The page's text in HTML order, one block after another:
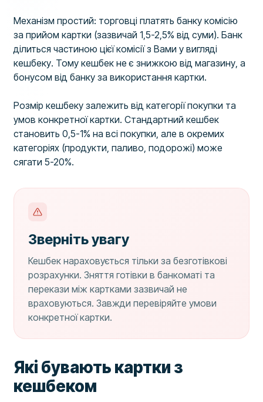
Механізм простий: торговці платять банку комісію
за прийом картки (зазвичай 1,5-2,5% від суми). Банк
ділиться частиною цієї комісії з Вами у вигляді
кешбеку. Тому кешбек не є знижкою від магазину, а
бонусом від банку за використання картки.
Розмір кешбеку залежить від категорії покупки та
умов конкретної картки. Стандартний кешбек
становить 0,5-1% на всі покупки, але в окремих
категоріях (продукти, паливо, подорожі) може
сягати 5-20%.
Зверніть увагу
Кешбек нараховується тільки за безготівкові
розрахунки. Зняття готівки в банкоматі та
перекази між картками зазвичай не
враховуються. Завжди перевіряйте умови
конкретної картки.
Які бувають картки з
кешбеком